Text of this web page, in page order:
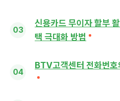
신용카드 무이자 할부
택 극대화 방법
BTV고객센터 전화번호